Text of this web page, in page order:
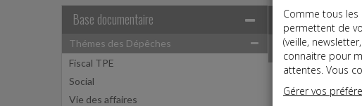
Base documentaire
Thémes des Dépêches
Fiscal TPE
Social
Vie des affaires
Dépêches
Date: 2019-10-23
Comme tous les
permettent de
(veille,
connaitre pour
attentes. Vous
Gérer vos